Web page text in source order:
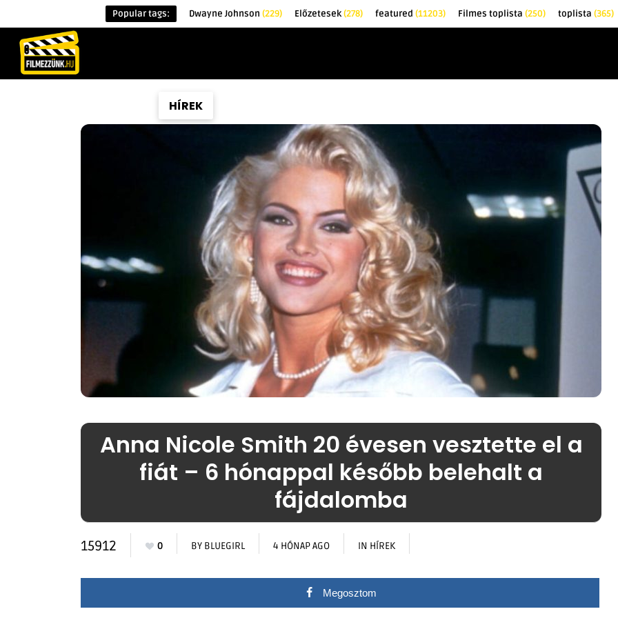
Popular tags: Dwayne Johnson (229) Előzetesek(278) featured (11203) Filmes toplista (250) toplista (365)
HÍREK
Anna Nicole Smith 20 évesen vesztette el a
fiát – 6 hónappal később belehalt a
fájdalomba
15912 0 BY BLUEGIRL 4 HÓNAP AGO IN HÍREK
Megosztom